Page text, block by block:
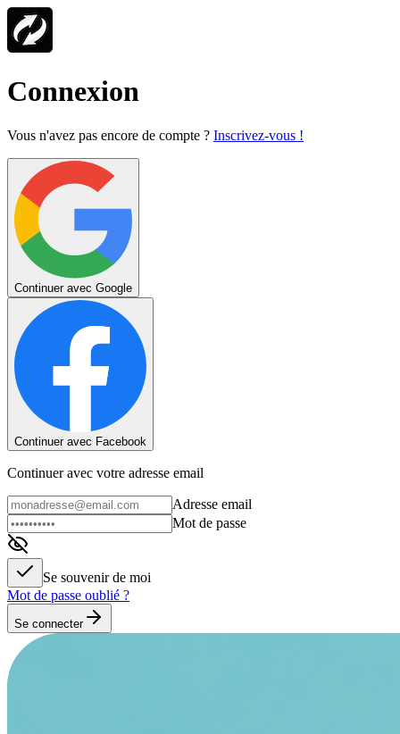
Connexion
Vous n'avez pas encore de compte ? Inscrivez-vous !
Continuer avec Google
Continuer avec Facebook
Continuer avec votre adresse email
Adresse email
Mot de passe
Se souvenir de moi
Mot de passe oublié ?
Se connecter